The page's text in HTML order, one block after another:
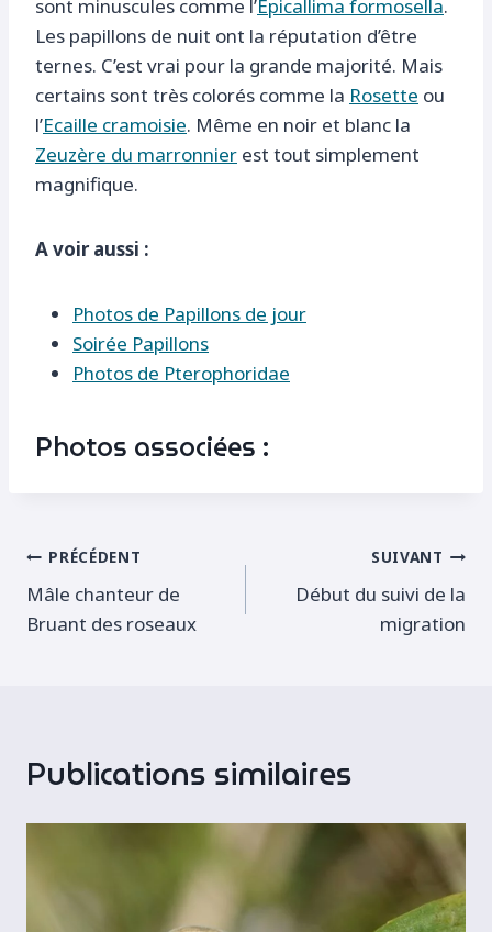
sont minuscules comme l’Epicallima formosella.
Les papillons de nuit ont la réputation d’être
ternes. C’est vrai pour la grande majorité. Mais
certains sont très colorés comme la Rosette ou
l’Ecaille cramoisie. Même en noir et blanc la
Zeuzère du marronnier est tout simplement
magnifique.
A voir aussi :
Photos de Papillons de jour
Soirée Papillons
Photos de Pterophoridae
Photos associées :
Navigation
de
PRÉCÉDENT
Mâle chanteur de
Bruant des roseaux
SUIVANT
Début du suivi de la
migration
Publications similaires